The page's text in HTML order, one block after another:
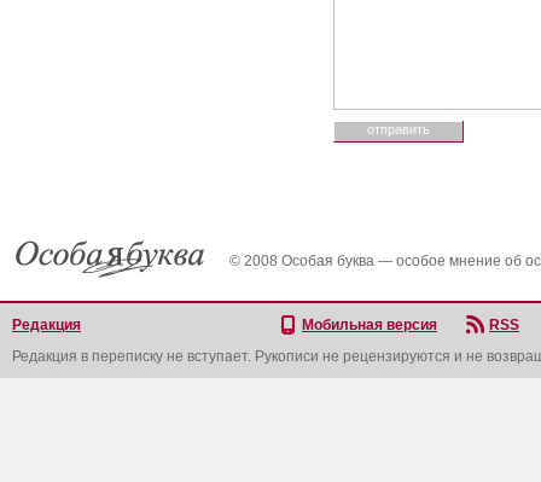
© 2008 Особая буква — особое мнение об
Редакция Мобильная версия
RSS
Редакция в переписку не вступает. Рукописи не рецензируются и не